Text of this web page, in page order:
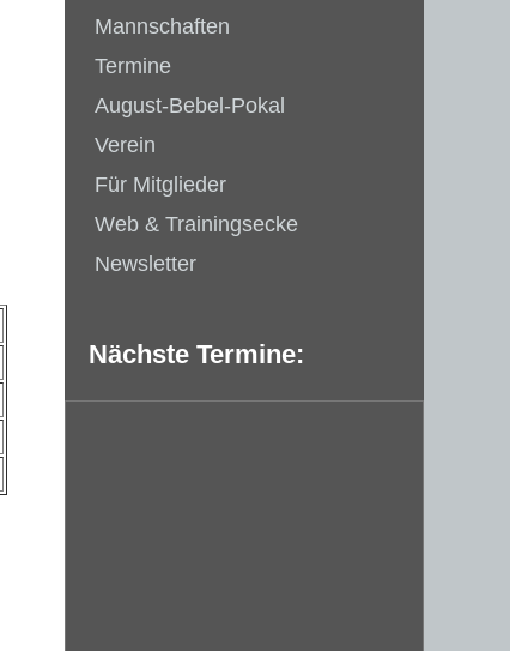
Mannschaften
Termine
August-Bebel-Pokal
Verein
Für Mitglieder
Web & Trainingsecke
Newsletter
Nächste Termine: